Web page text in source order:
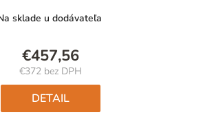
sklade u dodávateľa
€457,56
€372 bez DPH
Jednotková
cena:
DETAIL